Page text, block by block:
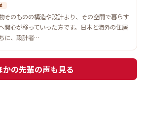
そのものの構造や設計より、その空間で暮らす
関心が移っていった方です。日本と海外の住居
に、設計者…
かの先輩の声も見る